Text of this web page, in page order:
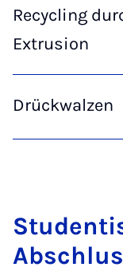
Recycling
Extrusion
Drückwalzen